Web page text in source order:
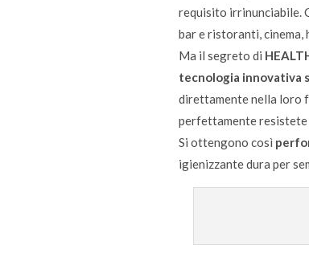
requisito irrinunciabile.
bar e ristoranti, cinema,
Ma il segreto di
tecnologia innovativa
direttamente nella loro
perfettamente
Si ottengono così
igienizzante dura per